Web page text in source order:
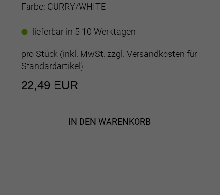
Farbe: CURRY/WHITE
lieferbar in 5-10 Werktagen
pro Stück (inkl. MwSt. zzgl. Versandkosten für
Standardartikel)
22,49 EUR
IN DEN WARENKORB